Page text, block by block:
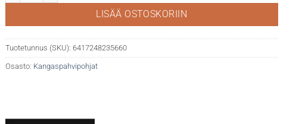
LISÄÄ OSTOSKORIIN
Tuotetunnus (SKU): 6417248235660
Osasto: Kangaspahvipohjat